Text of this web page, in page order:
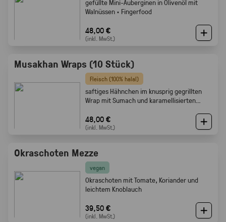
gefüllte Mini-Auberginen in Olivenöl mit
Walnüssen · Fingerfood
48,00 €
(inkl. MwSt.)
Musakhan Wraps (10 Stück)
Fleisch (100% halal)
saftiges Hähnchen im knusprig gegrillten
Wrap mit Sumach und karamellisierten
48,00 €
(inkl. MwSt.)
Okraschoten Mezze
vegan
Okraschoten mit Tomate, Koriander und
leichtem Knoblauch
39,50 €
(inkl. MwSt.)